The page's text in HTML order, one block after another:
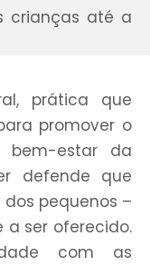
crianças até a
prática que
promover o
bem-estar da
defende que
pequenos –
a ser oferecido.
com as